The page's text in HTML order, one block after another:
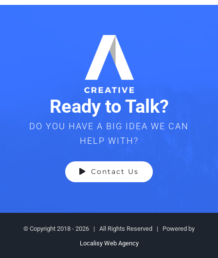
Ready to Talk?
DO YOU HAVE A BIG IDEA WE CAN
HELP WITH?
Contact Us
© Copyright 2018 - 2026 | All Rights Reserved | Powered by
Localisy Web Agency